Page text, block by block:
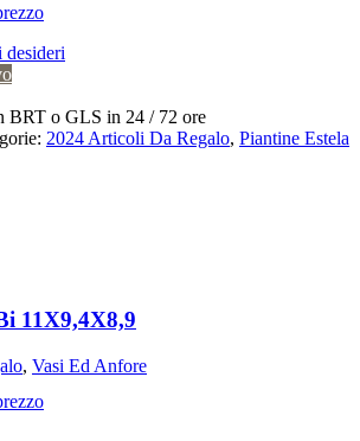
desideri
BRT o GLS in 24 / 72 ore
2024 Articoli Da Regalo, Piantine Estela
11X9,4X8,9
, Vasi Ed Anfore